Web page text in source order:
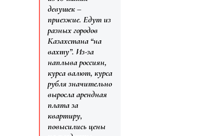
девушек –
приезжие. Едут из
разных городов
Казахстана “на
вахту”. Из-за
наплыва россиян,
курса валют, курса
рубля значительно
выросла арендная
плата за
квартиру,
повысились цены